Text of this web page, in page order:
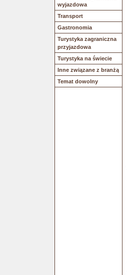
wyjazdowa
Transport
Gastronomia
Turystyka zagraniczna
przyjazdowa
Turystyka na świecie
Inne związane z branżą
Temat dowolny